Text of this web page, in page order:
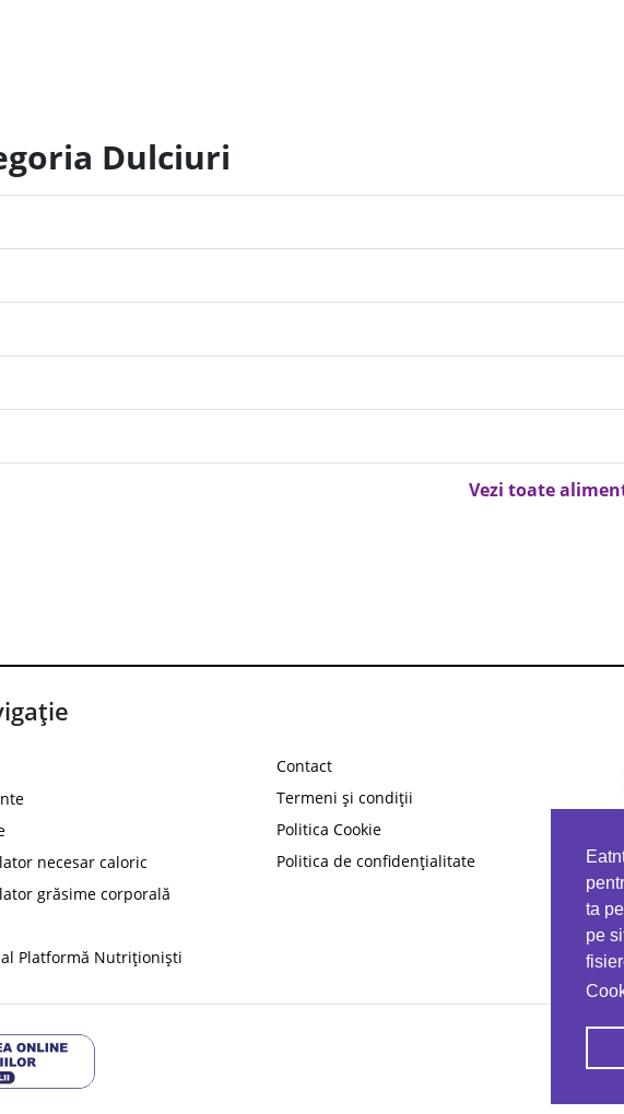
ta
pe
Dulciuri
Vezi toate
necesar caloric
grăsime corporală
Platformă Nutriționiști
Contact
Termeni și condiții
Politica Cookie
Politica de confidențialitate
PROTO41
reducere la orice comandă
EATNTRACK